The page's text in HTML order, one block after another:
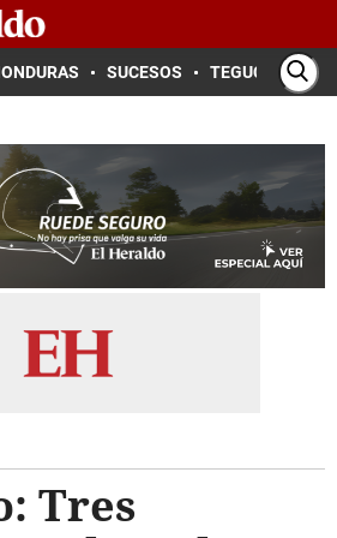
SUCESOS TEGUCIGALPA
Tres